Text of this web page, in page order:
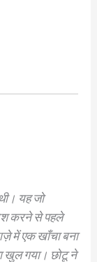
यह जो
करने से पहले
में एक खाँचा बना
खुल गया। छोटू ने